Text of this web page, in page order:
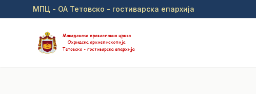
Прејди на главна содржина
МПЦ - ОА Тетовско - гостиварска епархија